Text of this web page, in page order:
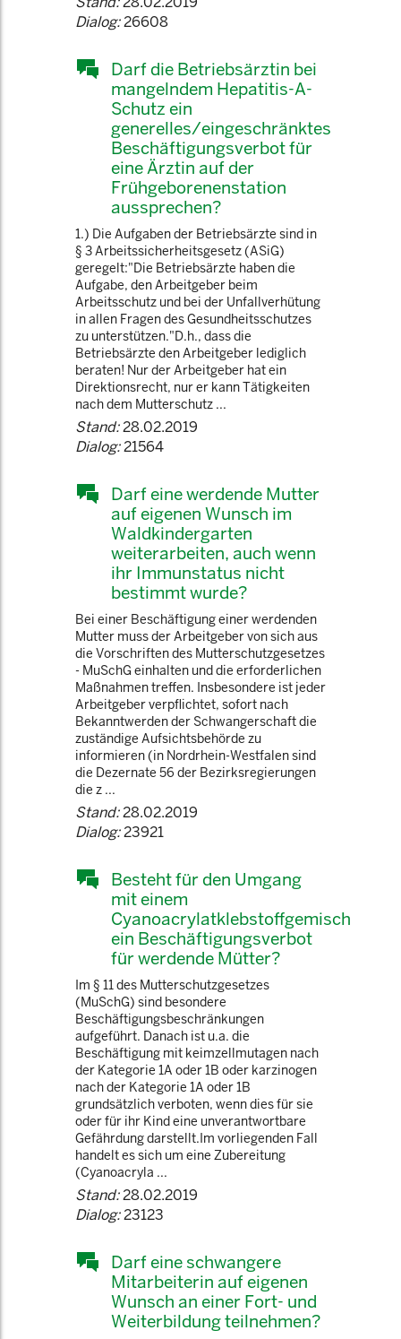
Dialog:26608
Darf die Betriebsärztin bei
mangelndem Hepatitis-A-
Schutz ein
generelles/eingeschränktes
Beschäftigungsverbot für
eine Ärztin auf der
Frühgeborenenstation
aussprechen?
1.) Die Aufgaben der Betriebsärzte sind in
§ 3 Arbeitssicherheitsgesetz (ASiG)
geregelt:"Die Betriebsärzte haben die
Aufgabe, den Arbeitgeber beim
Arbeitsschutz und bei der Unfallverhütung
in allen Fragen des Gesundheitsschutzes
zu unterstützen."D.h., dass die
Betriebsärzte den Arbeitgeber lediglich
beraten! Nur der Arbeitgeber hat ein
Direktionsrecht, nur er kann Tätigkeiten
nach dem Mutterschutz ...
Stand:28.02.2019
Dialog:21564
Darf eine werdende Mutter
auf eigenen Wunsch im
Waldkindergarten
weiterarbeiten, auch wenn
ihr Immunstatus nicht
bestimmt wurde?
Bei einer Beschäftigung einer werdenden
Mutter muss der Arbeitgeber von sich aus
die Vorschriften des Mutterschutzgesetzes
- MuSchG einhalten und die erforderlichen
Maßnahmen treffen. Insbesondere ist jeder
Arbeitgeber verpflichtet, sofort nach
Bekanntwerden der Schwangerschaft die
zuständige Aufsichtsbehörde zu
informieren (in Nordrhein-Westfalen sind
die Dezernate 56 der Bezirksregierungen
die z ...
Stand:28.02.2019
Dialog:23921
Besteht für den Umgang
mit einem
Cyanoacrylatklebstoffgemisch
ein Beschäftigungsverbot
für werdende Mütter?
Im § 11 des Mutterschutzgesetzes
(MuSchG) sind besondere
Beschäftigungsbeschränkungen
aufgeführt. Danach ist u.a. die
Beschäftigung mit keimzellmutagen nach
der Kategorie 1A oder 1B oder karzinogen
nach der Kategorie 1A oder 1B
grundsätzlich verboten, wenn dies für sie
oder für ihr Kind eine unverantwortbare
Gefährdung darstellt.Im vorliegenden Fall
handelt es sich um eine Zubereitung
(Cyanoacryla ...
Stand:28.02.2019
Dialog:23123
Darf eine schwangere
Mitarbeiterin auf eigenen
Wunsch an einer Fort- und
Weiterbildung teilnehmen?